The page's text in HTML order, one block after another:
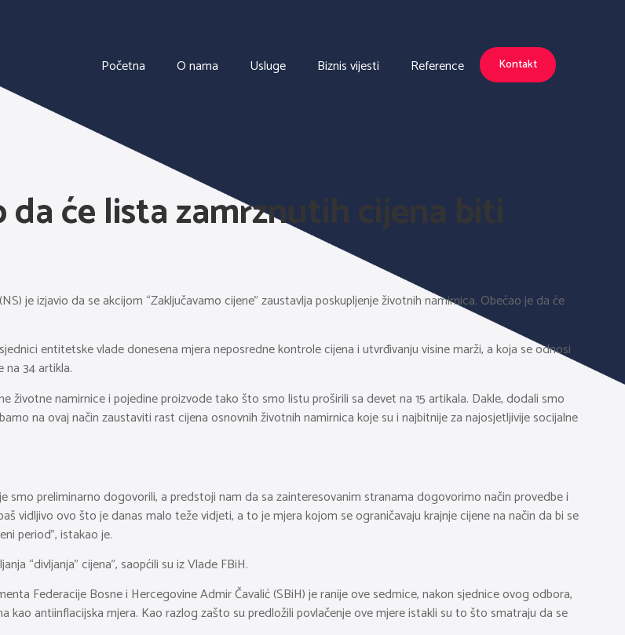
Početna O nama Usluge Biznis vijesti Reference Kontakt
će lista zamrznutih cijena biti
je izjavio da se akcijom “Zaključavamo cijene” zaustavlja poskupljenje životnih namirnica. Obećao je da će
entitetske vlade donesena mjera neposredne kontrole cijena i utvrđivanju visine marži, a koja se odnosi
34 artikla.
životne namirnice i pojedine proizvode tako što smo listu proširili sa devet na 15 artikala. Dakle, dodali smo
na ovaj način zaustaviti rast cijena osnovnih životnih namirnica koje su i najbitnije za najosjetljivije socijalne
preliminarno dogovorili, a predstoji nam da sa zainteresovanim stranama dogovorimo način provedbe i
vidljivo ovo što je danas malo teže vidjeti, a to je mjera kojom se ograničavaju krajnje cijene na način da bi se
period”, istakao je.
“divljanja” cijena”, saopćili su iz Vlade FBiH.
Federacije Bosne i Hercegovine Admir Čavalić (SBiH) je ranije ove sedmice, nakon sjednice ovog odbora,
kao antiinflacijska mjera. Kao razlog zašto su predložili povlačenje ove mjere istakli su to što smatraju da se